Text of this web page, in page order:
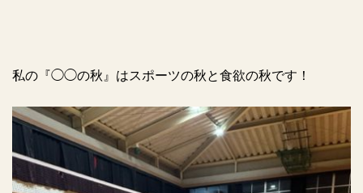
私の『◯◯の秋』はスポーツの秋と食欲の秋です！